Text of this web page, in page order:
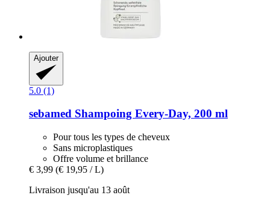
Ajouter
5.0 (1)
sebamed Shampoing Every-​Day, 200 ml
Pour tous les types de cheveux
Sans microplastiques
Offre volume et brillance
€ 3,99 (€ 19,95 / L)
Livraison jusqu'au 13 août